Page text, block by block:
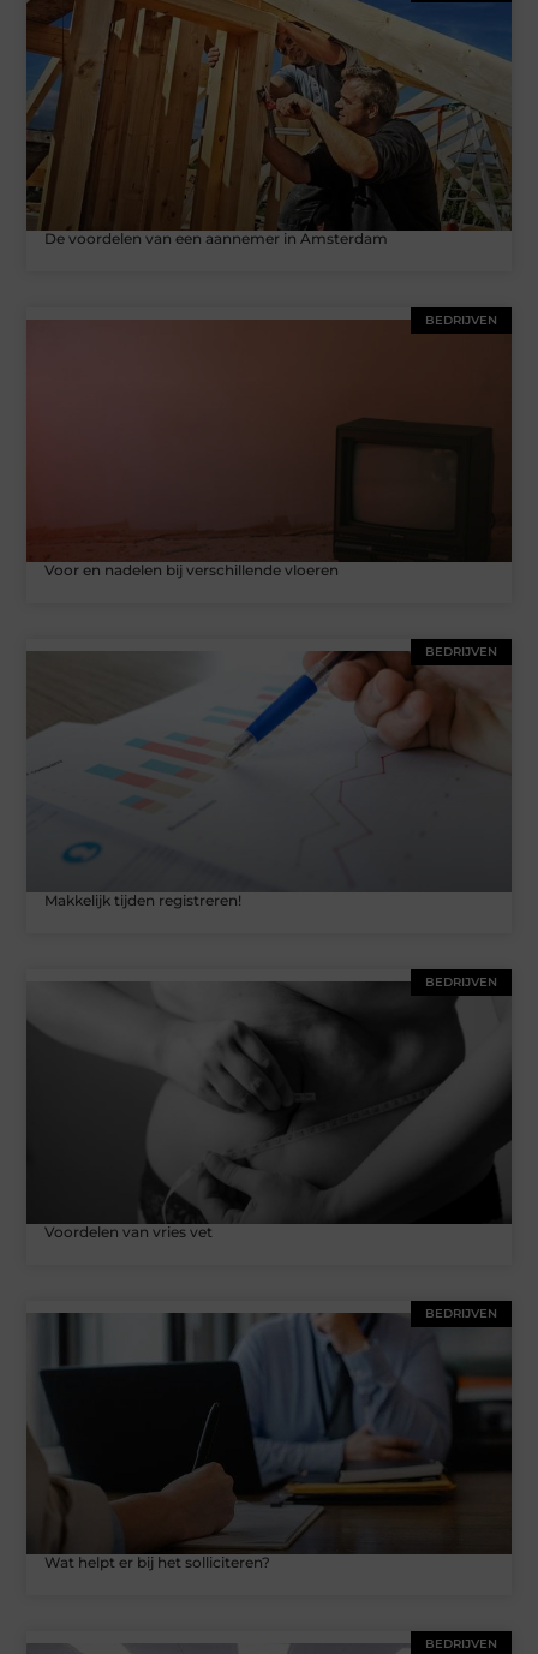
De voordelen van een aannemer in Amsterdam
BEDRIJVEN
​​Voor en nadelen bij verschillende vloeren
BEDRIJVEN
Makkelijk tijden registreren!
BEDRIJVEN
Voordelen van vries vet
BEDRIJVEN
Wat helpt er bij het solliciteren?
BEDRIJVEN